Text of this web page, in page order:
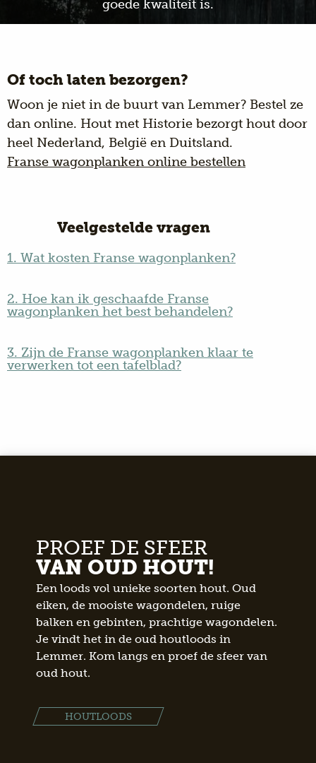
goede kwaliteit is.
Of toch laten bezorgen?
Woon je niet in de buurt van Lemmer? Bestel ze
dan online. Hout met Historie bezorgt hout door
heel Nederland, België en Duitsland.
Franse wagonplanken online bestellen
Veelgestelde vragen
1. Wat kosten Franse wagonplanken?
2. Hoe kan ik geschaafde Franse
wagonplanken het best behandelen?
3. Zijn de Franse wagonplanken klaar te
verwerken tot een tafelblad?
PROEF DE SFEER
VAN OUD HOUT!
Een loods vol unieke soorten hout. Oud
eiken, de mooiste wagondelen, ruige
balken en gebinten, prachtige wagondelen.
Je vindt het in de oud houtloods in
Lemmer. Kom langs en proef de sfeer van
oud hout.
HOUTLOODS